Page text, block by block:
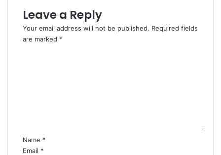
Leave a Reply
Your email address will not be published. Required fields
are marked *
Name *
Email *